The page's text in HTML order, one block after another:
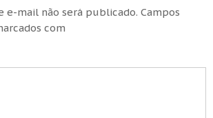
e-mail não será publicado. Campos
com